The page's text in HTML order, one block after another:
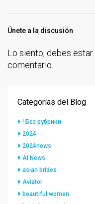
Únete a la discusión
Lo siento, debes estar
comentario.
Categorías del Blog
! Без рубрики
2024
2024news
AI News
asian brides
Aviator
beautiful women